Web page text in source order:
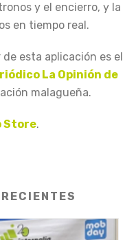
y el encierro, y la
en tiempo real.
esta aplicación es el
La Opinión de
malagueña.
Store.